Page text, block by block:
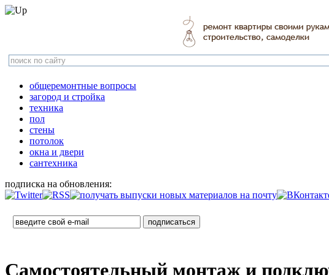
общеремонтные вопросы
загород и стройка
техника
пол
стены
потолок
окна и двери
сантехника
подписка на обновления:
Самостоятельный монтаж и